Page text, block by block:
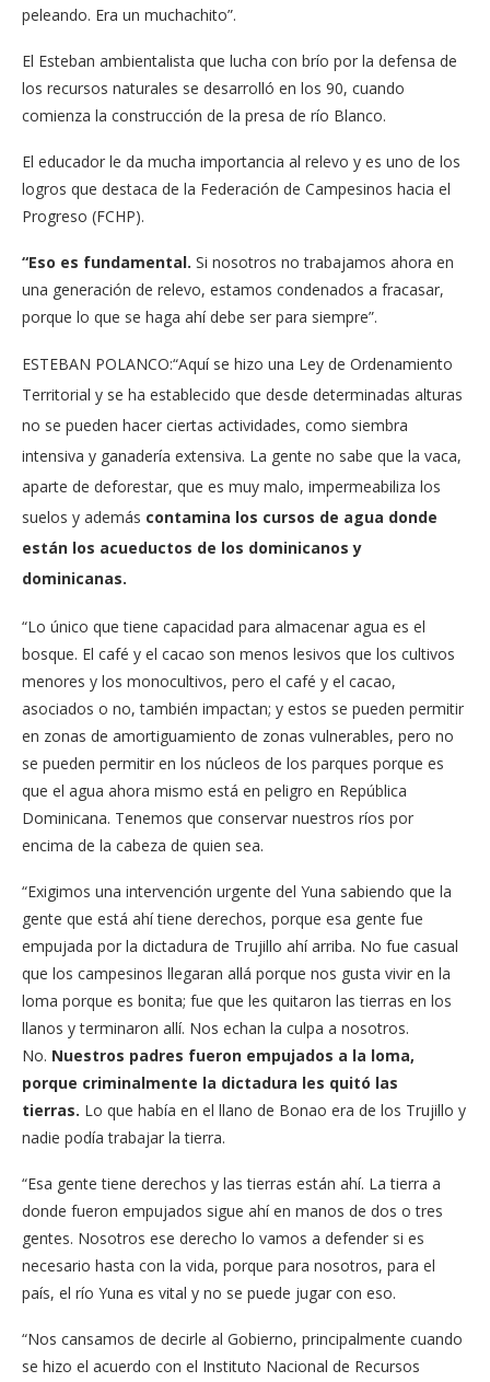
peleando. Era un muchachito”.
El Esteban ambientalista que lucha con brío por la defensa de
los recursos naturales se desarrolló en los 90, cuando
comienza la construcción de la presa de río Blanco.
El educador le da mucha importancia al relevo y es uno de los
logros que destaca de la Federación de Campesinos hacia el
Progreso (FCHP).
“Eso es fundamental. Si nosotros no trabajamos ahora en
una generación de relevo, estamos condenados a fracasar,
porque lo que se haga ahí debe ser para siempre”.
ESTEBAN POLANCO:“Aquí se hizo una Ley de Ordenamiento
Territorial y se ha establecido que desde determinadas alturas
no se pueden hacer ciertas actividades, como siembra
intensiva y ganadería extensiva. La gente no sabe que la vaca,
aparte de deforestar, que es muy malo, impermeabiliza los
suelos y además contamina los cursos de agua donde
están los acueductos de los dominicanos y
dominicanas.
“Lo único que tiene capacidad para almacenar agua es el
bosque. El café y el cacao son menos lesivos que los cultivos
menores y los monocultivos, pero el café y el cacao,
asociados o no, también impactan; y estos se pueden permitir
en zonas de amortiguamiento de zonas vulnerables, pero no
se pueden permitir en los núcleos de los parques porque es
que el agua ahora mismo está en peligro en República
Dominicana. Tenemos que conservar nuestros ríos por
encima de la cabeza de quien sea.
“Exigimos una intervención urgente del Yuna sabiendo que la
gente que está ahí tiene derechos, porque esa gente fue
empujada por la dictadura de Trujillo ahí arriba. No fue casual
que los campesinos llegaran allá porque nos gusta vivir en la
loma porque es bonita; fue que les quitaron las tierras en los
llanos y terminaron allí. Nos echan la culpa a nosotros.
No. Nuestros padres fueron empujados a la loma,
porque criminalmente la dictadura les quitó las
tierras. Lo que había en el llano de Bonao era de los Trujillo y
nadie podía trabajar la tierra.
“Esa gente tiene derechos y las tierras están ahí. La tierra a
donde fueron empujados sigue ahí en manos de dos o tres
gentes. Nosotros ese derecho lo vamos a defender si es
necesario hasta con la vida, porque para nosotros, para el
país, el río Yuna es vital y no se puede jugar con eso.
“Nos cansamos de decirle al Gobierno, principalmente cuando
se hizo el acuerdo con el Instituto Nacional de Recursos